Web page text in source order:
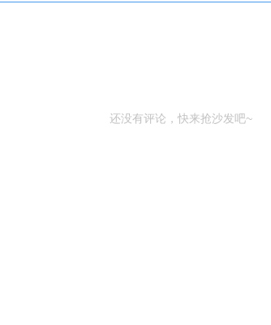
还没有评论，快来抢沙发吧~